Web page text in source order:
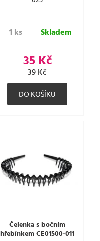
1 ks Skladem
35 Kč
39 Kč
Čelenka s bočním
hřebínkem CE01500-011